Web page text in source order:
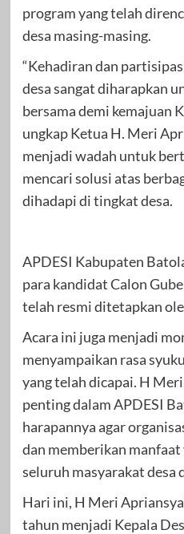
program yang telah
desa masing-masing.
“Kehadiran dan
desa sangat diharapkan
bersama demi kemajuan
ungkap Ketua H. Meri
menjadi wadah untuk
mencari solusi atas
dihadapi di tingkat desa.
APDESI Kabupaten
para kandidat Calon
telah resmi ditetapkan
Acara ini juga menjadi
menyampaikan rasa
yang telah dicapai. H
penting dalam APDESI
harapannya agar
dan memberikan manfaat
seluruh masyarakat desa
Hari ini, H Meri
tahun menjadi Kepala